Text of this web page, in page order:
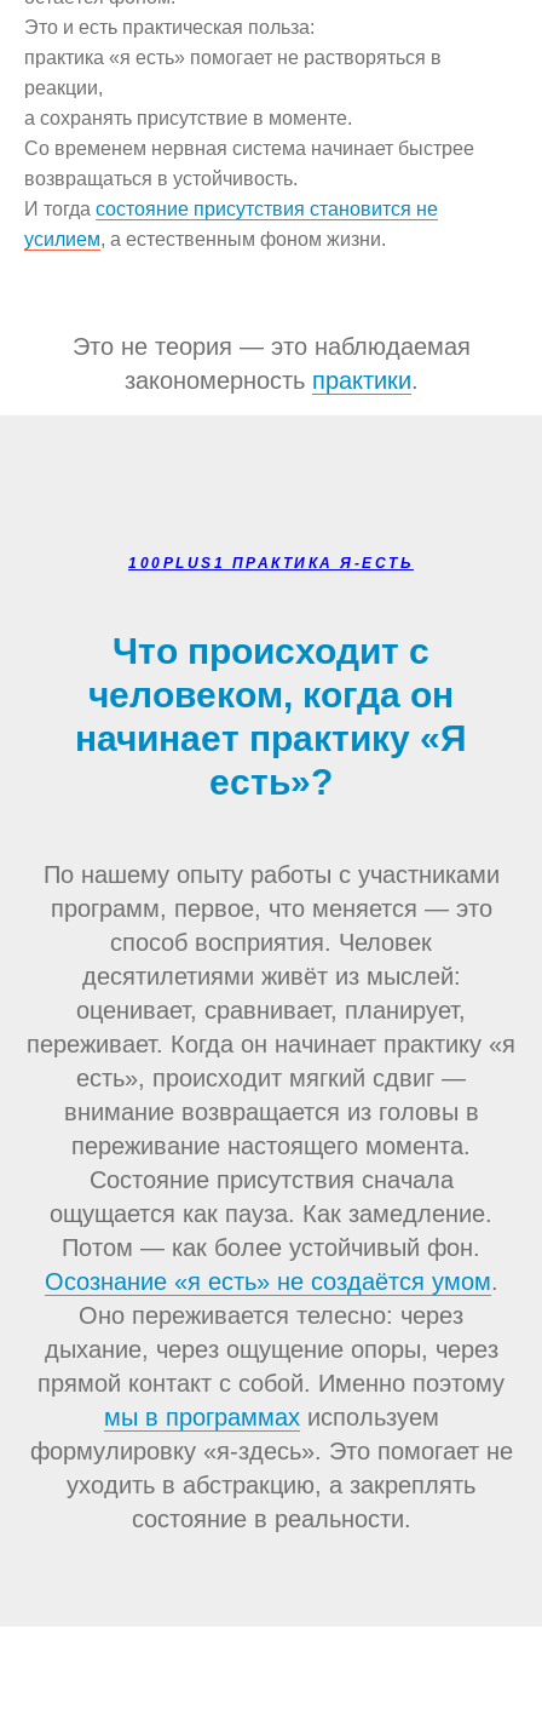
Это и есть практическая польза:
практика «я есть» помогает не растворяться в
реакции,
а сохранять присутствие в моменте.
Со временем нервная система начинает быстрее
возвращаться в устойчивость.
И тогда состояние присутствия становится не
усилием, а естественным фоном жизни.
Это не теория — это наблюдаемая
закономерность практики.
100PLUS1 ПРАКТИКА Я-ЕСТЬ
Что происходит с
человеком, когда он
начинает практику «Я
есть»?
По нашему опыту работы с участниками
программ, первое, что меняется — это
способ восприятия. Человек
десятилетиями живёт из мыслей:
оценивает, сравнивает, планирует,
переживает. Когда он начинает практику «я
есть», происходит мягкий сдвиг —
внимание возвращается из головы в
переживание настоящего момента.
Состояние присутствия сначала
ощущается как пауза. Как замедление.
Потом — как более устойчивый фон.
Осознание «я есть» не создаётся умом.
Оно переживается телесно: через
дыхание, через ощущение опоры, через
прямой контакт с собой. Именно поэтому
мы в программахиспользуем
формулировку «я-здесь». Это помогает не
уходить в абстракцию, а закреплять
состояние в реальности.